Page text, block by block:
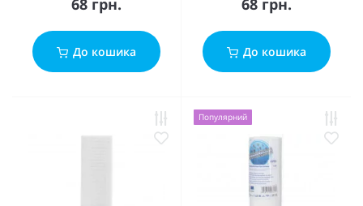
68 грн.
До кошика
68 грн.
До кошика
Популярний